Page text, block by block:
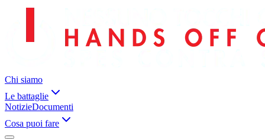
Chi siamo
Le battaglie
NotizieDocumenti
Cosa puoi fare